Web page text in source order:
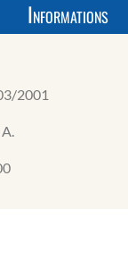
Informations
2001